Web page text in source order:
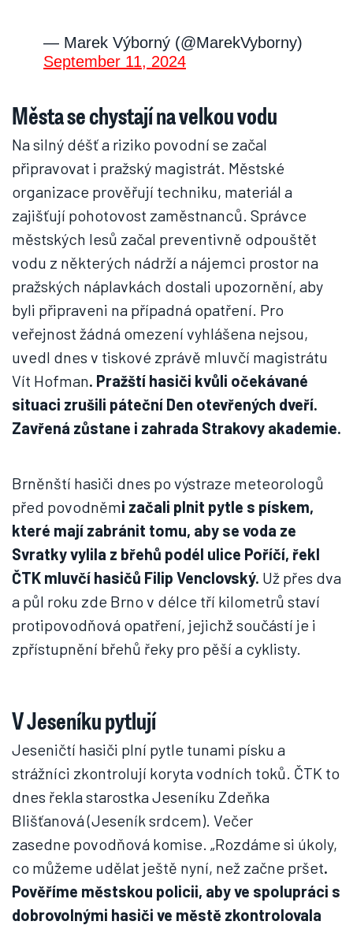
— Marek Výborný (@MarekVyborny)
September 11, 2024
Města se chystají na velkou vodu
Na silný déšť a riziko povodní se začal
připravovat i pražský magistrát. Městské
organizace prověřují techniku, materiál a
zajišťují pohotovost zaměstnanců. Správce
městských lesů začal preventivně odpouštět
vodu z některých nádrží a nájemci prostor na
pražských náplavkách dostali upozornění, aby
byli připraveni na případná opatření. Pro
veřejnost žádná omezení vyhlášena nejsou,
uvedl dnes v tiskové zprávě mluvčí magistrátu
Vít Hofman. Pražští hasiči kvůli očekávané
situaci zrušili páteční Den otevřených dveří.
Zavřená zůstane i zahrada Strakovy akademie.
Brněnští hasiči dnes po výstraze meteorologů
před povodněmi začali plnit pytle s pískem,
které mají zabránit tomu, aby se voda ze
Svratky vylila z břehů podél ulice Poříčí, řekl
ČTK mluvčí hasičů Filip Venclovský. Už přes dva
a půl roku zde Brno v délce tří kilometrů staví
protipovodňová opatření, jejichž součástí je i
zpřístupnění břehů řeky pro pěší a cyklisty.
V Jeseníku pytlují
Jeseničtí hasiči plní pytle tunami písku a
strážníci zkontrolují koryta vodních toků. ČTK to
dnes řekla starostka Jeseníku Zdeňka
Blišťanová (Jeseník srdcem). Večer
zasedne povodňová komise. „Rozdáme si úkoly,
co můžeme udělat ještě nyní, než začne pršet.
Pověříme městskou policii, aby ve spolupráci s
dobrovolnými hasiči ve městě zkontrolovala